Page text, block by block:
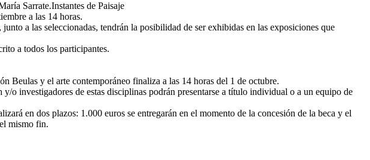
Sarrate.Instantes de Paisaje
a las 14 horas.
a las seleccionadas, tendrán la posibilidad de ser exhibidas en las exposiciones que
a todos los participantes.
Beulas y el arte contemporáneo finaliza a las 14 horas del 1 de octubre.
investigadores de estas disciplinas podrán presentarse a título individual o a un equipo de
en dos plazos: 1.000 euros se entregarán en el momento de la concesión de la beca y el
mismo fin.